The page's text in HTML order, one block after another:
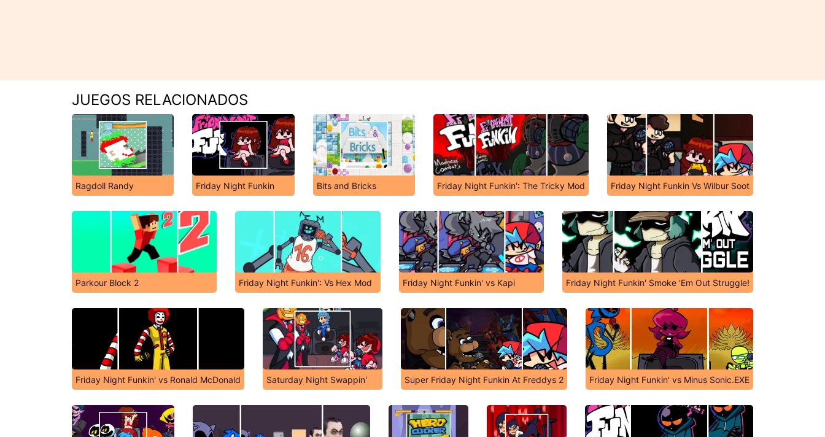
JUEGOS RELACIONADOS
Ragdoll Randy Friday Night Funkin Bits and Bricks Friday Night Funkin': The Tricky Mod Friday Night Funkin Vs Wilbur Soot
Parkour Block 2 Friday Night Funkin': Vs Hex Mod Friday Night Funkin' vs Kapi Friday Night Funkin' Smoke 'Em Out Struggle!
Friday Night Funkin' vs Ronald McDonald Saturday Night Swappin' Super Friday Night Funkin At Freddys 2 Friday Night Funkin' vs Minus Sonic.EXE